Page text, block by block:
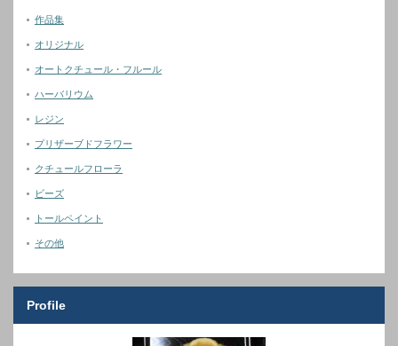
作品集
オリジナル
オートクチュール・フルール
ハーバリウム
レジン
プリザーブドフラワー
クチュールフローラ
ビーズ
トールペイント
その他
Profile